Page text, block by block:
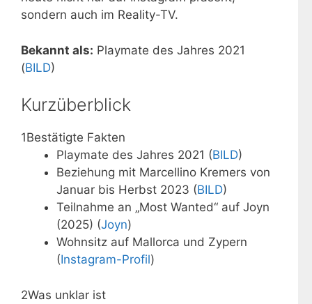
sondern auch im Reality-TV.
Bekannt als: Playmate des Jahres 2021
(BILD)
Kurzüberblick
1Bestätigte Fakten
Playmate des Jahres 2021 (BILD)
Beziehung mit Marcellino Kremers von
Januar bis Herbst 2023 (BILD)
Teilnahme an „Most Wanted“ auf Joyn
(2025) (Joyn)
Wohnsitz auf Mallorca und Zypern
(Instagram-Profil)
2Was unklar ist